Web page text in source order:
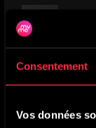
Consentement
Vos données